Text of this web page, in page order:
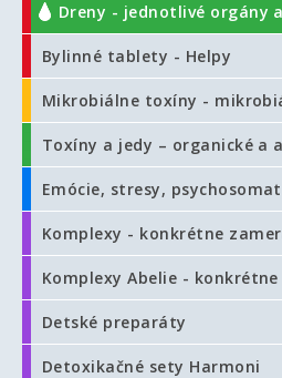
Dreny - jednotlivé orgány
Bylinné tablety - Helpy
Mikrobiálne toxíny -
Toxíny a jedy – organické a
Emócie, stresy,
Komplexy - konkrétne
Komplexy Abelie -
Detské preparáty
Detoxikačné sety Harmoni